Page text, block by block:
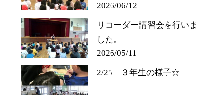
2026/06/12
リコーダー講習会を行いま
した。
2026/05/11
2/25 ３年生の様子☆